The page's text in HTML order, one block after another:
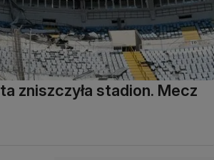
zniszczyła stadion. Mecz